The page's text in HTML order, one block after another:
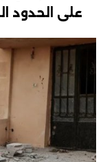
على الحدود